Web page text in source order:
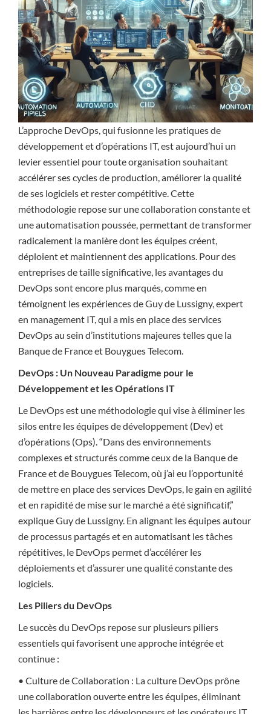
L’approche DevOps, qui fusionne les pratiques de
développement et d’opérations IT, est aujourd’hui un
levier essentiel pour toute organisation souhaitant
accélérer ses cycles de production, améliorer la qualité
de ses logiciels et rester compétitive. Cette
méthodologie repose sur une collaboration constante et
une automatisation poussée, permettant de transformer
radicalement la manière dont les équipes créent,
déploient et maintiennent des applications. Pour des
entreprises de taille significative, les avantages du
DevOps sont encore plus marqués, comme en
témoignent les expériences de Guy de Lussigny, expert
en management IT, qui a mis en place des services
DevOps au sein d’institutions majeures telles que la
Banque de France et Bouygues Telecom.
DevOps : Un Nouveau Paradigme pour le
Développement et les Opérations IT
Le DevOps est une méthodologie qui vise à éliminer les
silos entre les équipes de développement (Dev) et
d’opérations (Ops). “Dans des environnements
complexes et structurés comme ceux de la Banque de
France et de Bouygues Telecom, où j’ai eu l’opportunité
de mettre en place des services DevOps, le gain en agilité
et en rapidité de mise sur le marché a été significatif,”
explique Guy de Lussigny. En alignant les équipes autour
de processus partagés et en automatisant les tâches
répétitives, le DevOps permet d’accélérer les
déploiements et d’assurer une qualité constante des
logiciels.
Les Piliers du DevOps
Le succès du DevOps repose sur plusieurs piliers
essentiels qui favorisent une approche intégrée et
continue :
• Culture de Collaboration : La culture DevOps prône
une collaboration ouverte entre les équipes, éliminant